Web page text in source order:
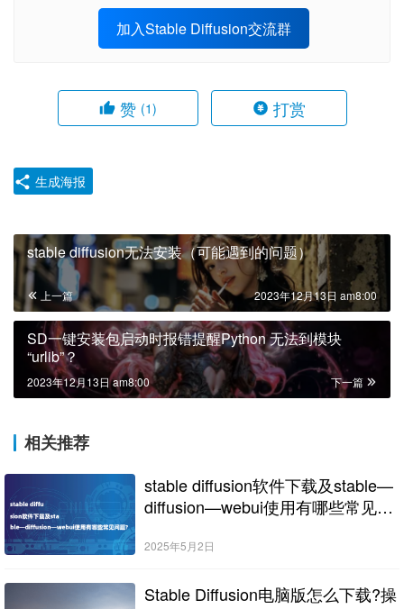
加入Stable Diffusion交流群
赞 (1) 打赏
生成海报
stable diffusion无法安装（可能遇到的问题）
上一篇 2023年12月13日 am8:00
SD一键安装包启动时报错提醒Python 无法到模块
“urlib”？
下一篇
2023年12月13日 am8:00
相关推荐
stable diffusion软件下载及stable—
diffusion—webui使用有哪些常见问
2025年5月2日
Stable Diffusion电脑版怎么下载?操